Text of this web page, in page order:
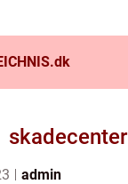
dk
skadecenter
admin